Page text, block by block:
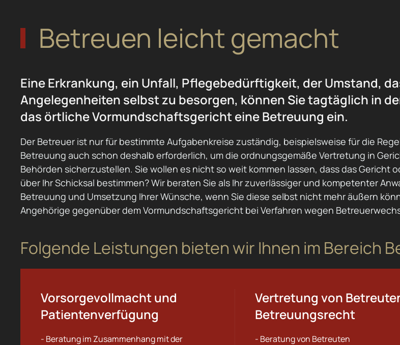
Betreuen leicht gemacht
Eine Erkrankung, ein Unfall, Pflegebedürftigkeit, der Umstand,
Angelegenheiten selbst zu besorgen, können Sie tagtäglich in
das örtliche Vormundschaftsgericht eine Betreuung ein.
Der Betreuer ist nur für bestimmte Aufgabenkreise zuständig, beispielsweise für die
Betreuung auch schon deshalb erforderlich, um die ordnungsgemäße Vertretung in
Behörden sicherzustellen. Sie wollen es nicht so weit kommen lassen, dass das
über Ihr Schicksal bestimmen? Wir beraten Sie als Ihr zuverlässiger und kompetenter
Betreuung und Umsetzung Ihrer Wünsche, wenn Sie diese selbst nicht mehr äußern
Angehörige gegenüber dem Vormundschaftsgericht bei Verfahren wegen
Folgende Leistungen bieten wir Ihnen im Bereich
Vorsorgevollmacht und
Patientenverfügung
- Beratung im Zusammenhang mit der
Vertretung von
Betreuungsrecht
- Beratung von Betreuten